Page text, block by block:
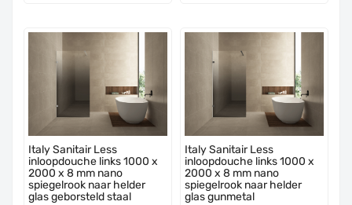
Italy Sanitair Less
inloopdouche links 1000 x
2000 x 8 mm nano
spiegelrook naar helder
glas geborsteld staal
Italy Sanitair Less
inloopdouche links 1000 x
2000 x 8 mm nano
spiegelrook naar helder
glas gunmetal